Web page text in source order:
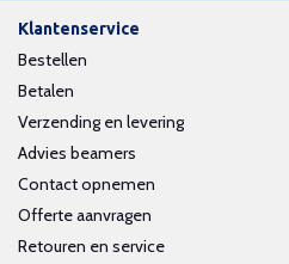
Klantenservice
Bestellen
Betalen
Verzending en levering
Advies beamers
Contact opnemen
Offerte aanvragen
Retouren en service